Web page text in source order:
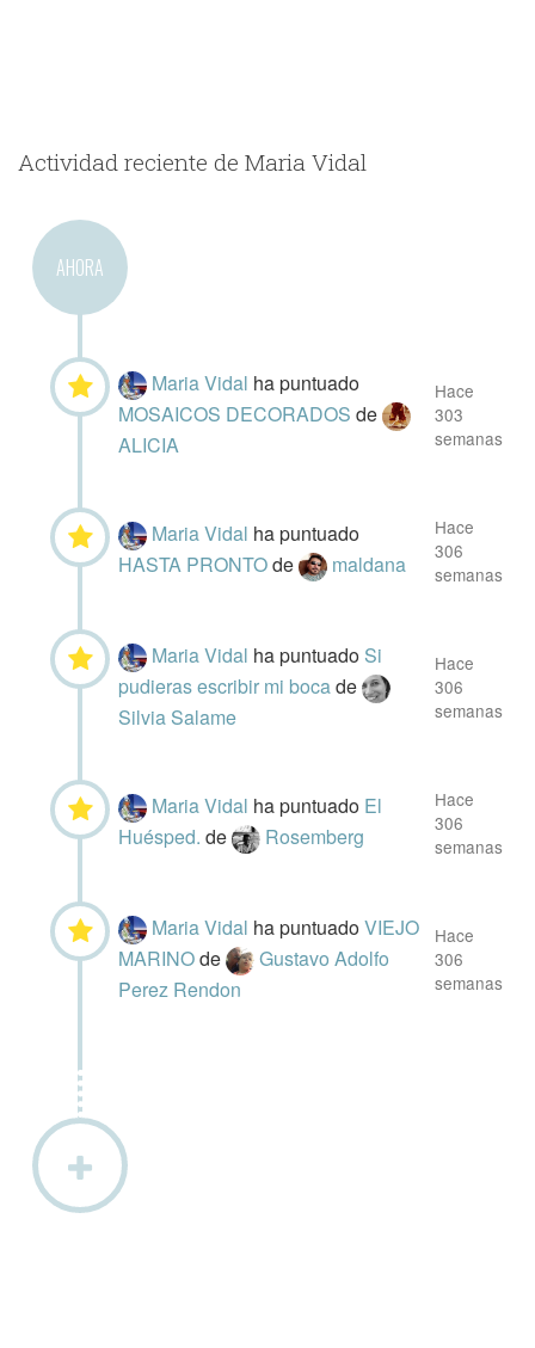
Actividad reciente de Maria Vidal
AHORA
Maria Vidal ha puntuado
MOSAICOS DECORADOSde
ALICIA
Hace
303
semanas
Maria Vidal ha puntuado
HASTA PRONTOde maldana
Hace
306
semanas
Maria Vidal ha puntuado Si
pudieras escribir mi bocade
Silvia Salame
Hace
306
semanas
Maria Vidal ha puntuado El
Huésped.de Rosemberg
Hace
306
semanas
Maria Vidal ha puntuadoVIEJO
MARINOde
Gustavo Adolfo
Perez Rendon
Hace
306
semanas